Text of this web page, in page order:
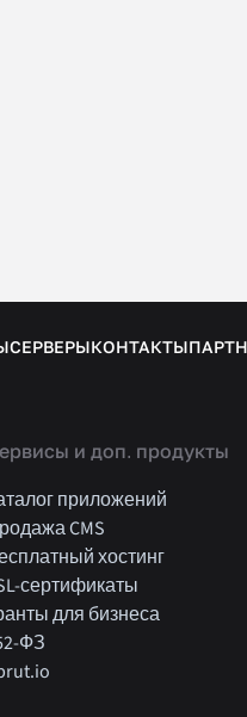
СЕРВЕРЫКОНТАКТЫ
и доп. продукты
приложений
CMS
хостинг
сертификаты
для бизнеса
ФЗ